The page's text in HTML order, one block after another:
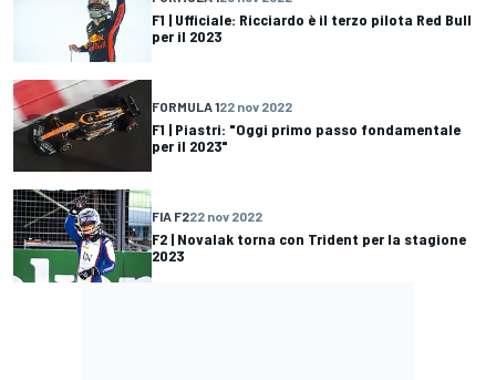
F1 | Ufficiale: Ricciardo è il terzo pilota Red Bull
per il 2023
FORMULA 122 nov 2022
F1 | Piastri: "Oggi primo passo fondamentale
per il 2023"
FIA F222 nov 2022
F2 | Novalak torna con Trident per la stagione
2023